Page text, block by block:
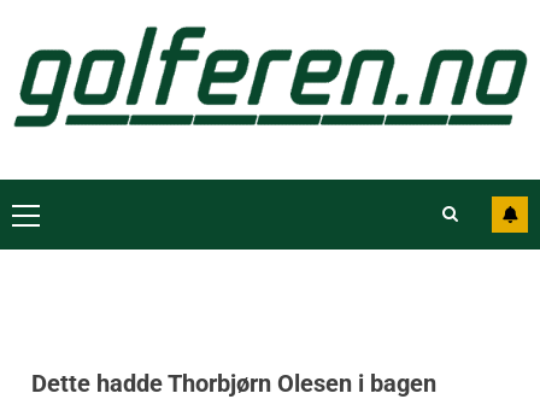
Dette hadde Thorbjørn Olesen i bagen